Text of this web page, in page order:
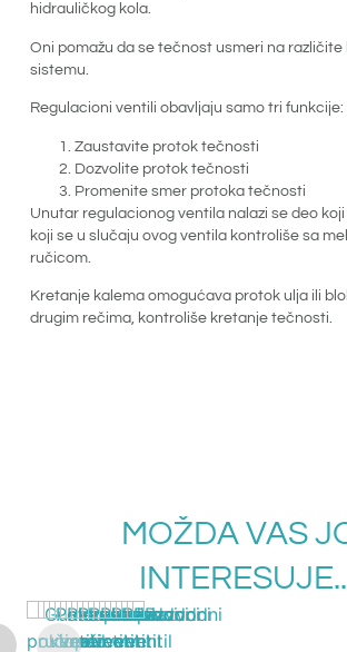
hidrauličkog kola.
Oni pomažu da se tečnost usmeri na
sistemu.
Regulacioni ventili obavljaju samo tri funkcije:
Zaustavite protok tečnosti
Dozvolite protok tečnosti
Promenite smer protoka tečnosti
Unutar regulacionog ventila nalazi se deo koji
koji se u slučaju ovog ventila kontroliše sa
ručicom.
Kretanje kalema omogućava protok ulja ili
drugim rečima, kontroliše kretanje tečnosti.
MOŽDA VAS